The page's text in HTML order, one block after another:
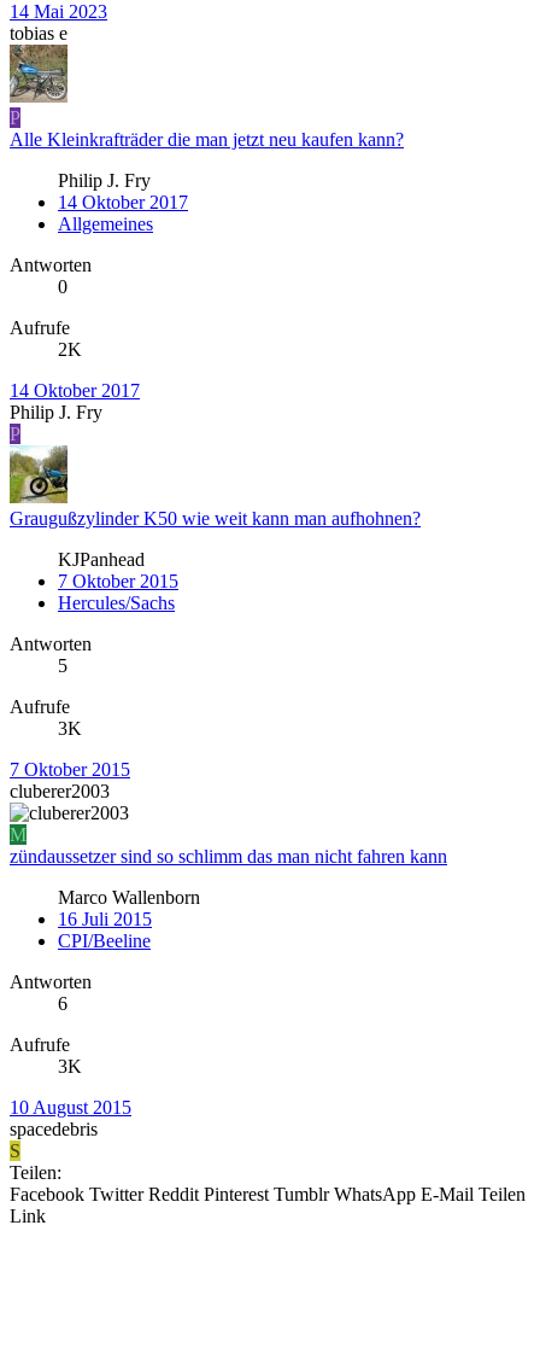
14 Mai 2023
tobias e
P
Alle Kleinkrafträder die man jetzt neu kaufen kann?
Philip J. Fry
14 Oktober 2017
Allgemeines
Antworten
0
Aufrufe
2K
14 Oktober 2017
Philip J. Fry
P
Graugußzylinder K50 wie weit kann man aufhohnen?
KJPanhead
7 Oktober 2015
Hercules/Sachs
Antworten
5
Aufrufe
3K
7 Oktober 2015
cluberer2003
M
zündaussetzer sind so schlimm das man nicht fahren kann
Marco Wallenborn
16 Juli 2015
CPI/Beeline
Antworten
6
Aufrufe
3K
10 August 2015
spacedebris
S
Teilen:
Facebook Twitter Reddit Pinterest Tumblr WhatsApp E-Mail Teilen
Link